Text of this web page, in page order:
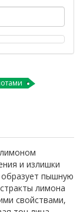
и излишки
образует пышную
лимона
свойствами,